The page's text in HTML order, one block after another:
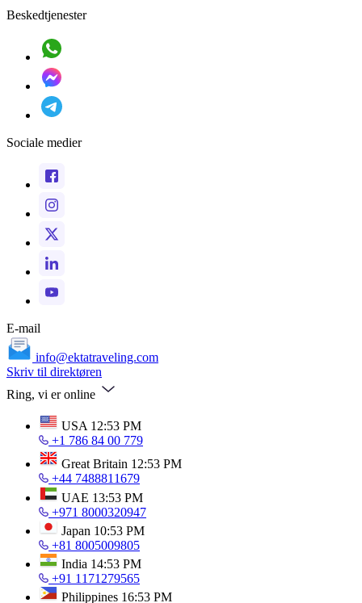
Beskedtjenester
Sociale medier
E-mail
info@ektatraveling.com
Skriv til direktøren
Ring, vi er online
USA 12:53 PM
+1 786 84 00 779
Great Britain 12:53 PM
+44 7488811679
UAE 13:53 PM
+971 8000320947
Japan 10:53 PM
+81 8005009805
India 14:53 PM
+91 1171279565
Philippines 16:53 PM